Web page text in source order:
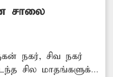
சாலை
நகர், சிவ நகர்
சில மாதங்களுக்கு